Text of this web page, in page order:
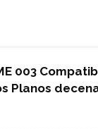
003
Planos